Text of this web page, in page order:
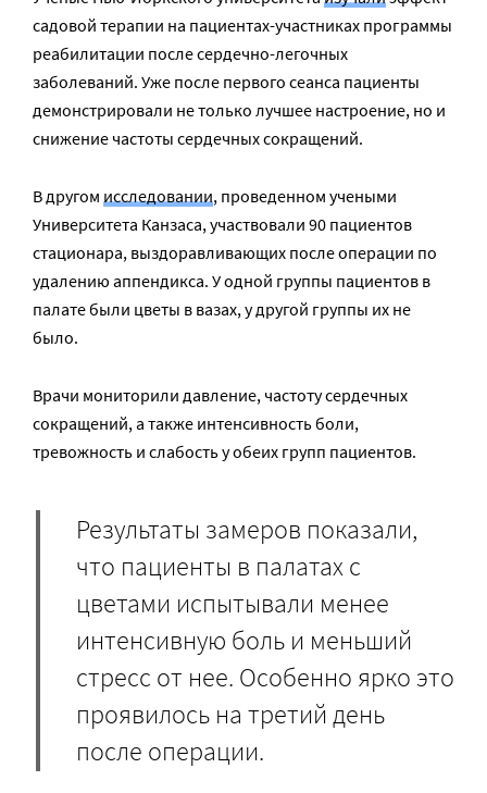
садовой терапии на пациентах-участниках программы
реабилитации после сердечно-легочных
заболеваний. Уже после первого сеанса пациенты
демонстрировали не только лучшее настроение, но и
снижение частоты сердечных сокращений.
В другом исследовании, проведенном учеными
Университета Канзаса, участвовали 90 пациентов
стационара, выздоравливающих после операции по
удалению аппендикса. У одной группы пациентов в
палате были цветы в вазах, у другой группы их не
было.
Врачи мониторили давление, частоту сердечных
сокращений, а также интенсивность боли,
тревожность и слабость у обеих групп пациентов.
Результаты замеров показали,
что пациенты в палатах с
цветами испытывали менее
интенсивную боль и меньший
стресс от нее. Особенно ярко это
проявилось на третий день
после операции.